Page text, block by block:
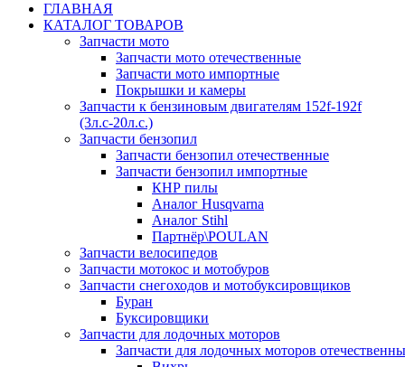
ГЛАВНАЯ
КАТАЛОГ ТОВАРОВ
Запчасти мото
Запчасти мото отечественные
Запчасти мото импортные
Покрышки и камеры
Запчасти к бензиновым двигателям 152f-192f
(3л.с-20л.с.)
Запчасти бензопил
Запчасти бензопил отечественные
Запчасти бензопил импортные
КНР пилы
Аналог Husqvarna
Аналог Stihl
Партнёр\POULAN
Запчасти велосипедов
Запчасти мотокос и мотобуров
Запчасти снегоходов и мотобуксировщиков
Буран
Буксировщики
Запчасти для лодочных моторов
Запчасти для лодочных моторов